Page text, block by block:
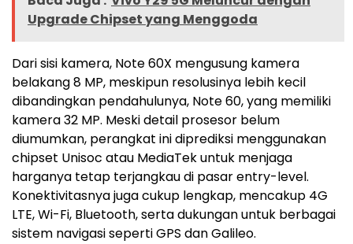
Upgrade Chipset yang Menggoda
Dari sisi kamera, Note 60X mengusung kamera
belakang 8 MP, meskipun resolusinya lebih kecil
dibandingkan pendahulunya, Note 60, yang memiliki
kamera 32 MP. Meski detail prosesor belum
diumumkan, perangkat ini diprediksi menggunakan
chipset Unisoc atau MediaTek untuk menjaga
harganya tetap terjangkau di pasar entry-level.
Konektivitasnya juga cukup lengkap, mencakup 4G
LTE, Wi-Fi, Bluetooth, serta dukungan untuk berbagai
sistem navigasi seperti GPS dan Galileo​.